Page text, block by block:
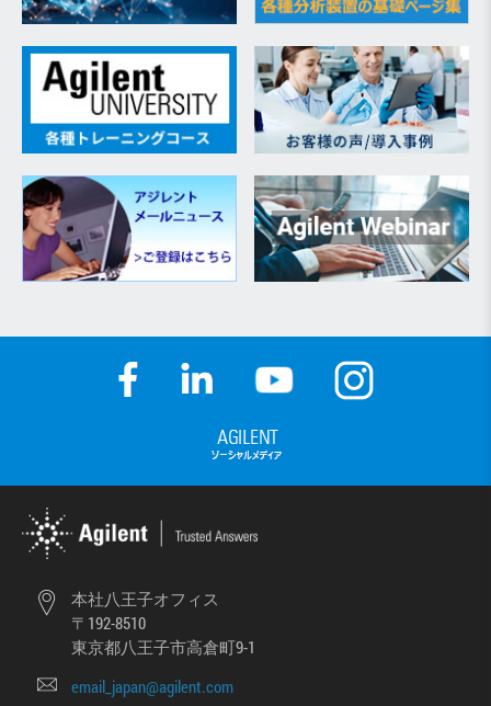
本社八王子オフィス
〒192-8510
東京都八王子市高倉町9-1
email_japan@agilent.com